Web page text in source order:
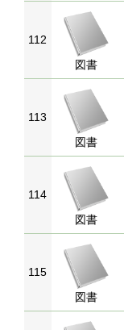
112
図書
113
図書
114
図書
115
図書